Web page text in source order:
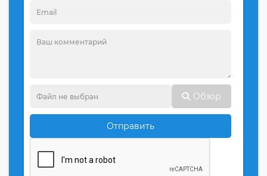
Обзор
Отправить